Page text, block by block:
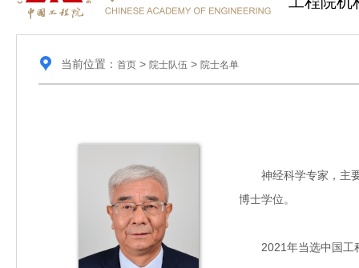
当前位置： 首页> 院士队伍 > 院士名单
神经科学专家，主要
博士学位。
2021年当选中国工